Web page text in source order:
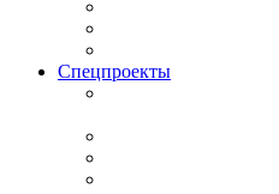
Спецпроекты